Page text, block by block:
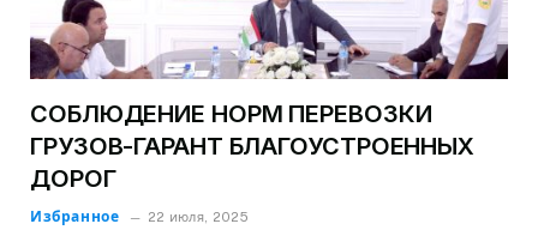
СОБЛЮДЕНИЕ НОРМ ПЕРЕВОЗКИ
ГРУЗОВ-ГАРАНТ БЛАГОУСТРОЕННЫХ
ДОРОГ
Избранное 22 июля, 2025